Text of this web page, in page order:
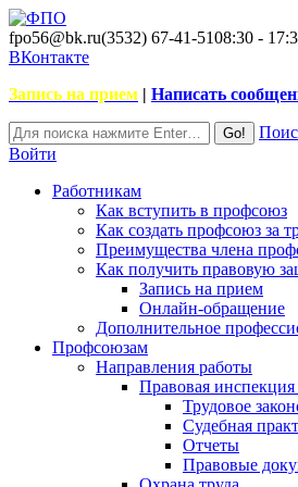
fpo56@bk.ru(3532) 67-41-5108:30 -
ВКонтакте
Запись на прием | Написать
Войти
Работникам
Как вступить в профсоюз
Как создать профсоюз за
Преимущества члена
Как получить правовую
Запись на прием
Онлайн-обращение
Дополнительное
Профсоюзам
Направления работы
Правовая инспекция
Трудовое
Судебная
Отчеты
Правовые